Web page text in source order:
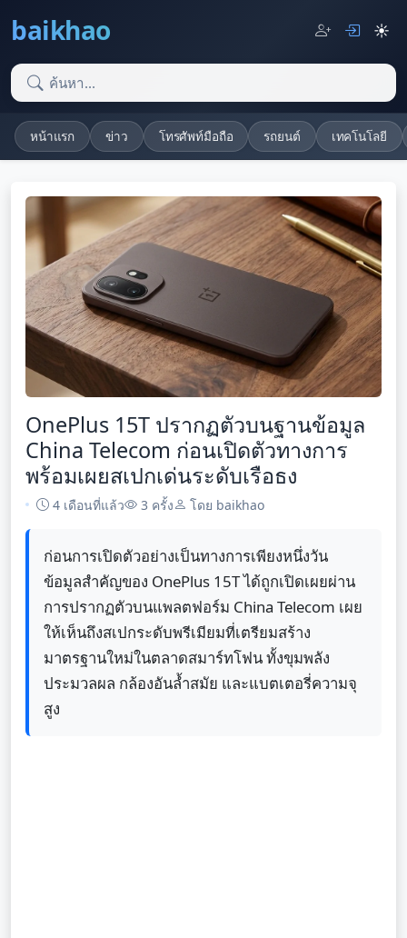
baikhao ☀️
หน้าแรก ข่าว โทรศัพท์มือถือ รถยนต์ เทคโนโลยี
OnePlus 15T ปรากฏตัวบนฐานข้อมูล
China Telecom ก่อนเปิดตัวทางการ
พร้อมเผยสเปกเด่นระดับเรือธง
4 เดือนที่แล้ว 3 ครั้ง โดย baikhao
ก่อนการเปิดตัวอย่างเป็นทางการเพียงหนึ่งวัน
ข้อมูลสำคัญของ OnePlus 15T ได้ถูกเปิดเผยผ่าน
การปรากฏตัวบนแพลตฟอร์ม China Telecom เผย
ให้เห็นถึงสเปกระดับพรีเมียมที่เตรียมสร้าง
มาตรฐานใหม่ในตลาดสมาร์ทโฟน ทั้งขุมพลัง
ประมวลผล กล้องอันล้ำสมัย และแบตเตอรี่ความจุ
สูง